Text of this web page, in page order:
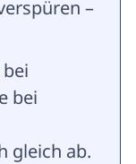
–
bei
gleich ab.